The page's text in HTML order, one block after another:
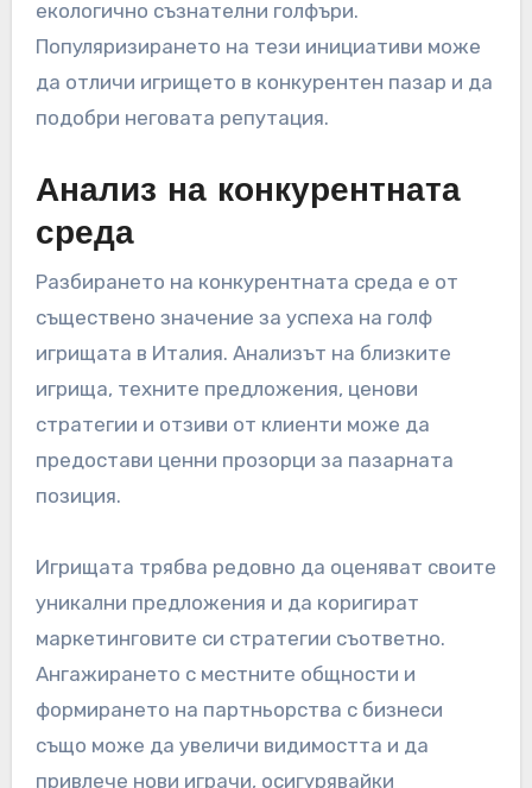
Внедряването на мерки за опазване на
поддържането на естествени хабитати могат
да увеличат привлекателността на игрището
и да намалят оперативните разходи.
Игрищата също трябва да обмислят
получаването на сертификати за устойчиви
практики, които могат да привлекат
екологично съзнателни голфъри.
Популяризирането на тези инициативи може
да отличи игрището в конкурентен пазар и да
Анализ на конкурентната
среда
Разбирането на конкурентната среда е от